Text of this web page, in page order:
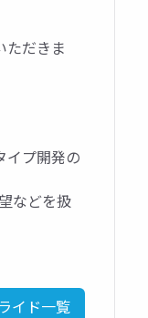
ただきま
イプ開発の
などを扱
イド一覧